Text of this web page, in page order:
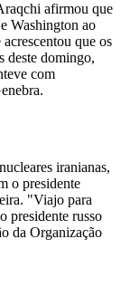
afirmou que
Washington ao
que os
deste domingo,
com
iranianas,
o presidente
"Viajo para
presidente russo
da Organização